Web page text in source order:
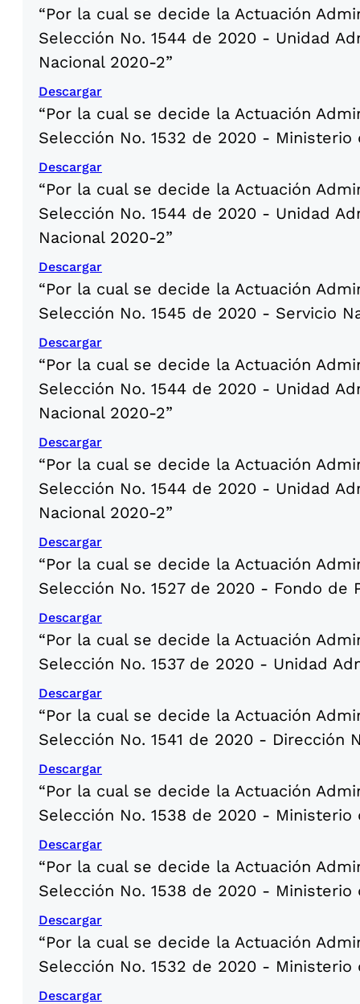
“Por la cual se decide la Actuación
Selección No. 1544 de 2020 - Unidad
Nacional 2020-2”
Descargar
“Por la cual se decide la Actuación
Selección No. 1532 de 2020 -
Descargar
“Por la cual se decide la Actuación
Selección No. 1544 de 2020 - Unidad
Nacional 2020-2”
Descargar
“Por la cual se decide la Actuación
Selección No. 1545 de 2020 - Servicio
Descargar
“Por la cual se decide la Actuación
Selección No. 1544 de 2020 - Unidad
Nacional 2020-2”
Descargar
“Por la cual se decide la Actuación
Selección No. 1544 de 2020 - Unidad
Nacional 2020-2”
Descargar
“Por la cual se decide la Actuación
Selección No. 1527 de 2020 - Fondo
Descargar
“Por la cual se decide la Actuación
Selección No. 1537 de 2020 - Unidad
Descargar
“Por la cual se decide la Actuación
Selección No. 1541 de 2020 -
Descargar
“Por la cual se decide la Actuación
Selección No. 1538 de 2020 -
Descargar
“Por la cual se decide la Actuación
Selección No. 1538 de 2020 -
Descargar
“Por la cual se decide la Actuación
Selección No. 1532 de 2020 -
Descargar